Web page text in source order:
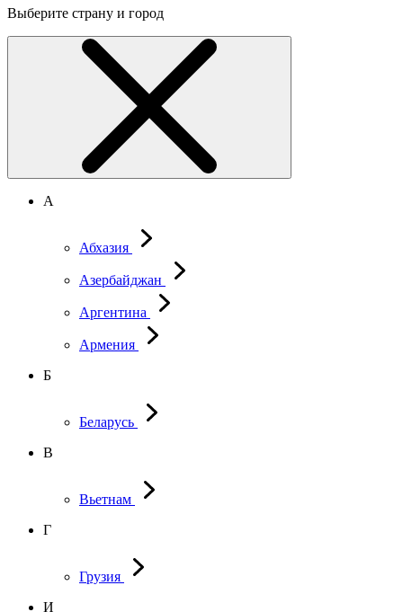
Выберите страну и город
А
Абхазия
Азербайджан
Аргентина
Армения
Б
Беларусь
В
Вьетнам
Г
Грузия
И